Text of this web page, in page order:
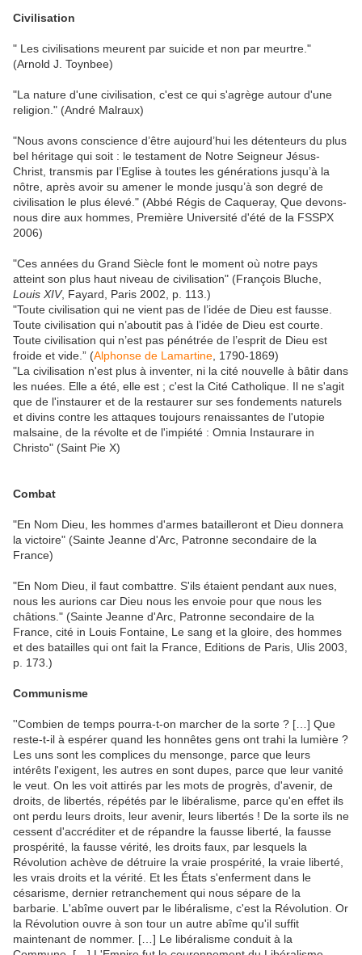
Civilisation
" Les civilisations meurent par suicide et non par meurtre."
(Arnold J. Toynbee)
"La nature d'une civilisation, c'est ce qui s'agrège autour d'une
religion." (André Malraux)
"Nous avons conscience d’être aujourd’hui les détenteurs du plus
bel héritage qui soit : le testament de Notre Seigneur Jésus-
Christ, transmis par l’Eglise à toutes les générations jusqu’à la
nôtre, après avoir su amener le monde jusqu’à son degré de
civilisation le plus élevé." (Abbé Régis de Caqueray, Que devons-
nous dire aux hommes, Première Université d'été de la FSSPX
2006)
"Ces années du Grand Siècle font le moment où notre pays
atteint son plus haut niveau de civilisation" (François Bluche,
Louis XIV, Fayard, Paris 2002, p. 113.)
"Toute civilisation qui ne vient pas de l’idée de Dieu est fausse.
Toute civilisation qui n’aboutit pas à l’idée de Dieu est courte.
Toute civilisation qui n’est pas pénétrée de l’esprit de Dieu est
froide et vide.” (Alphonse de Lamartine , 1790-1869)
"La civilisation n'est plus à inventer, ni la cité nouvelle à bâtir dans
les nuées. Elle a été, elle est ; c'est la Cité Catholique. Il ne s'agit
que de l'instaurer et de la restaurer sur ses fondements naturels
et divins contre les attaques toujours renaissantes de l'utopie
malsaine, de la révolte et de l'impiété : Omnia Instaurare in
Christo" (Saint Pie X)
Combat
"En Nom Dieu, les hommes d'armes batailleront et Dieu donnera
la victoire" (Sainte Jeanne d'Arc, Patronne secondaire de la
France)
"En Nom Dieu, il faut combattre. S'ils étaient pendant aux nues,
nous les aurions car Dieu nous les envoie pour que nous les
châtions." (Sainte Jeanne d'Arc, Patronne secondaire de la
France, cité in Louis Fontaine, Le sang et la gloire, des hommes
et des batailles qui ont fait la France, Editions de Paris, Ulis 2003,
p. 173.)
Communisme
''Combien de temps pourra-t-on marcher de la sorte ? […] Que
reste-t-il à espérer quand les honnêtes gens ont trahi la lumière ?
Les uns sont les complices du mensonge, parce que leurs
intérêts l'exigent, les autres en sont dupes, parce que leur vanité
le veut. On les voit attirés par les mots de progrès, d'avenir, de
droits, de libertés, répétés par le libéralisme, parce qu'en effet ils
ont perdu leurs droits, leur avenir, leurs libertés ! De la sorte ils ne
cessent d'accréditer et de répandre la fausse liberté, la fausse
prospérité, la fausse vérité, les droits faux, par lesquels la
Révolution achève de détruire la vraie prospérité, la vraie liberté,
les vrais droits et la vérité. Et les États s'enferment dans le
césarisme, dernier retranchement qui nous sépare de la
barbarie. L'abîme ouvert par le libéralisme, c'est la Révolution. Or
la Révolution ouvre à son tour un autre abîme qu'il suffit
maintenant de nommer. […] Le libéralisme conduit à la